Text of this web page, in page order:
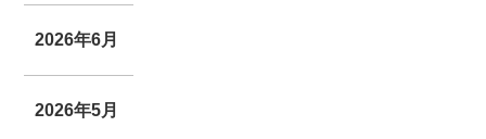
2026年6月
2026年5月